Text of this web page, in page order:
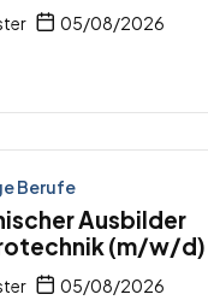
05/08/2026
Berufe
Ausbilder
(m/w/d)
05/08/2026